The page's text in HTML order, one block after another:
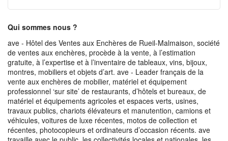
Qui sommes nous ?
ave - Hôtel des Ventes aux Enchères de Rueil-Malmaison, société
de ventes aux enchères, procède à la vente, à l’estimation
gratuite, à l’expertise et à l’inventaire de tableaux, vins, bijoux,
montres, mobiliers et objets d’art. ave - Leader français de la
vente aux enchères de mobilier, matériel et équipement
professionnel ‘sur site’ de restaurants, d’hôtels et bureaux, de
matériel et équipements agricoles et espaces verts, usines,
travaux publics, chariots élévateurs et manutention, camions et
véhicules, voitures de luxe récentes, motos de collection et
récentes, photocopieurs et ordinateurs d’occasion récents. ave